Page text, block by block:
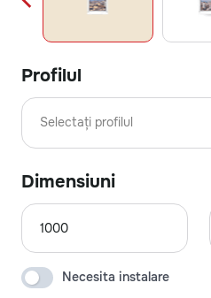
Profilul
Selectați profilul
Dimensiuni
Necesita instalare